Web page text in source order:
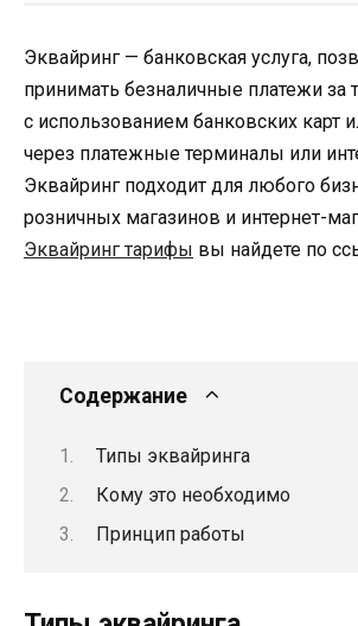
Эквайринг — банковская услуга,
принимать безналичные платежи за
с использованием банковских карт
через платежные терминалы или
Эквайринг подходит для любого
розничных магазинов и интернет-
Эквайринг тарифы вы найдете по
Содержание
Типы эквайринга
Кому это необходимо
Принцип работы